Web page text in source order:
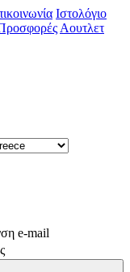
Ιστολόγιο
Αουτλετ
e-mail